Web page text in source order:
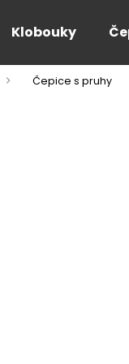
Klobouky
Čepice s pruhy